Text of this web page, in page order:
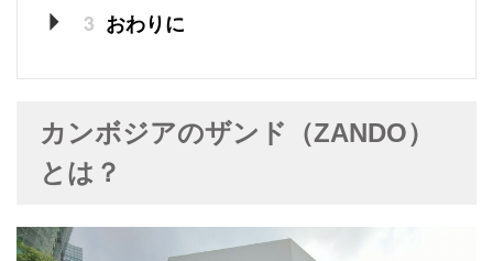
3 おわりに
カンボジアのザンド（ZANDO）
とは？